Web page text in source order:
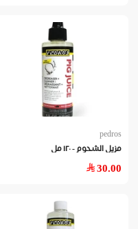
pedros
مزيل الشحوم - ١٢٠ مل
30.00